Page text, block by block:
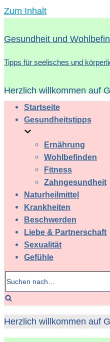
Zum Inhalt
Gesundheit und
Tipps für seelisches und
Herzlich willkommen auf
Startseite
Gesundheitstipps
Ernährung
Wohlbefinden
Fitness
Zahngesundheit
Naturheilmittel
Krankheiten
Beschwerden
Liebe & Partnerschaft
Sexualität
Gefühle
Suchen
nach…
Herzlich willkommen auf